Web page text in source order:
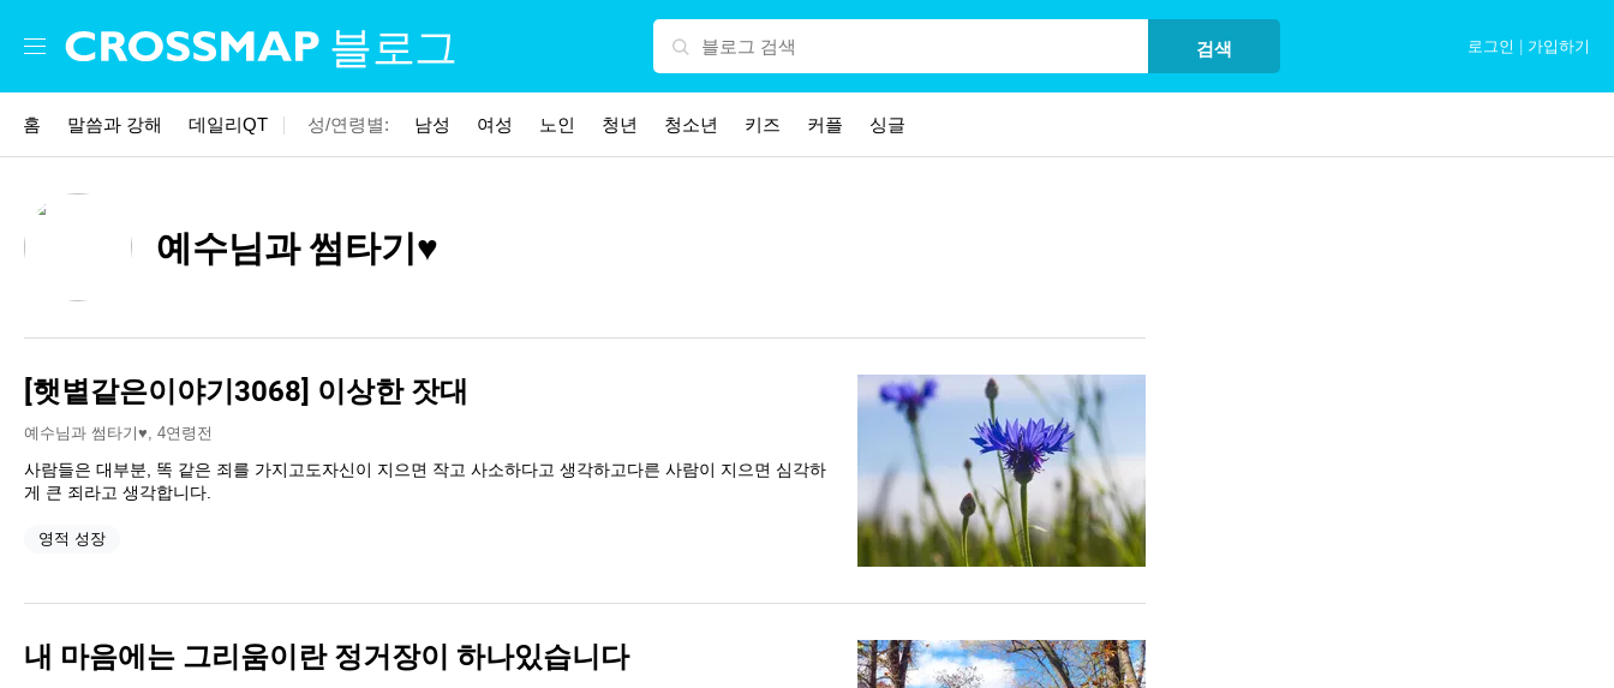
블로그 검색 로그인 | 가입하기
홈 말씀과 강해 데일리QT 성/연령별: 남성 여성 노인 청년 청소년 키즈 커플 싱글
예수님과 썸타기♥
[햇볕같은이야기3068] 이상한 잣대
예수님과 썸타기♥, 4연령전
사람들은 대부분, 똑 같은 죄를 가지고도자신이 지으면 작고 사소하다고 생각하고다른 사람이 지으면 심각하
게 큰 죄라고 생각합니다.
영적 성장
내 마음에는 그리움이란 정거장이 하나있습니다